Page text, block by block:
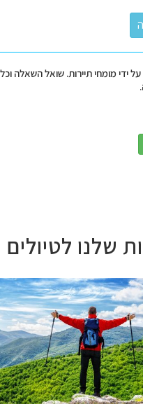
ידי מומחי תיירות. שואל השאלה
שלנו לטיולים